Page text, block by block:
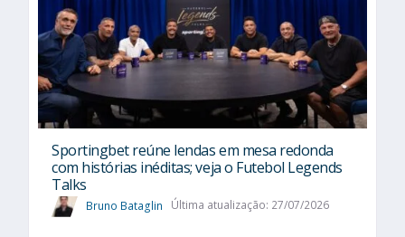
Sportingbet reúne lendas em mesa redonda
com histórias inéditas; veja o Futebol Legends
Talks
Bruno Bataglin Última atualização: 27/07/2026